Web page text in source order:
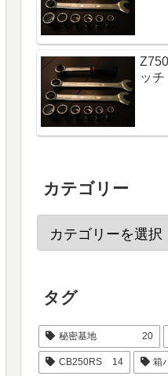
ッチ
カテゴリー
タグ
秘密基地 20
CB250RS 14 箱